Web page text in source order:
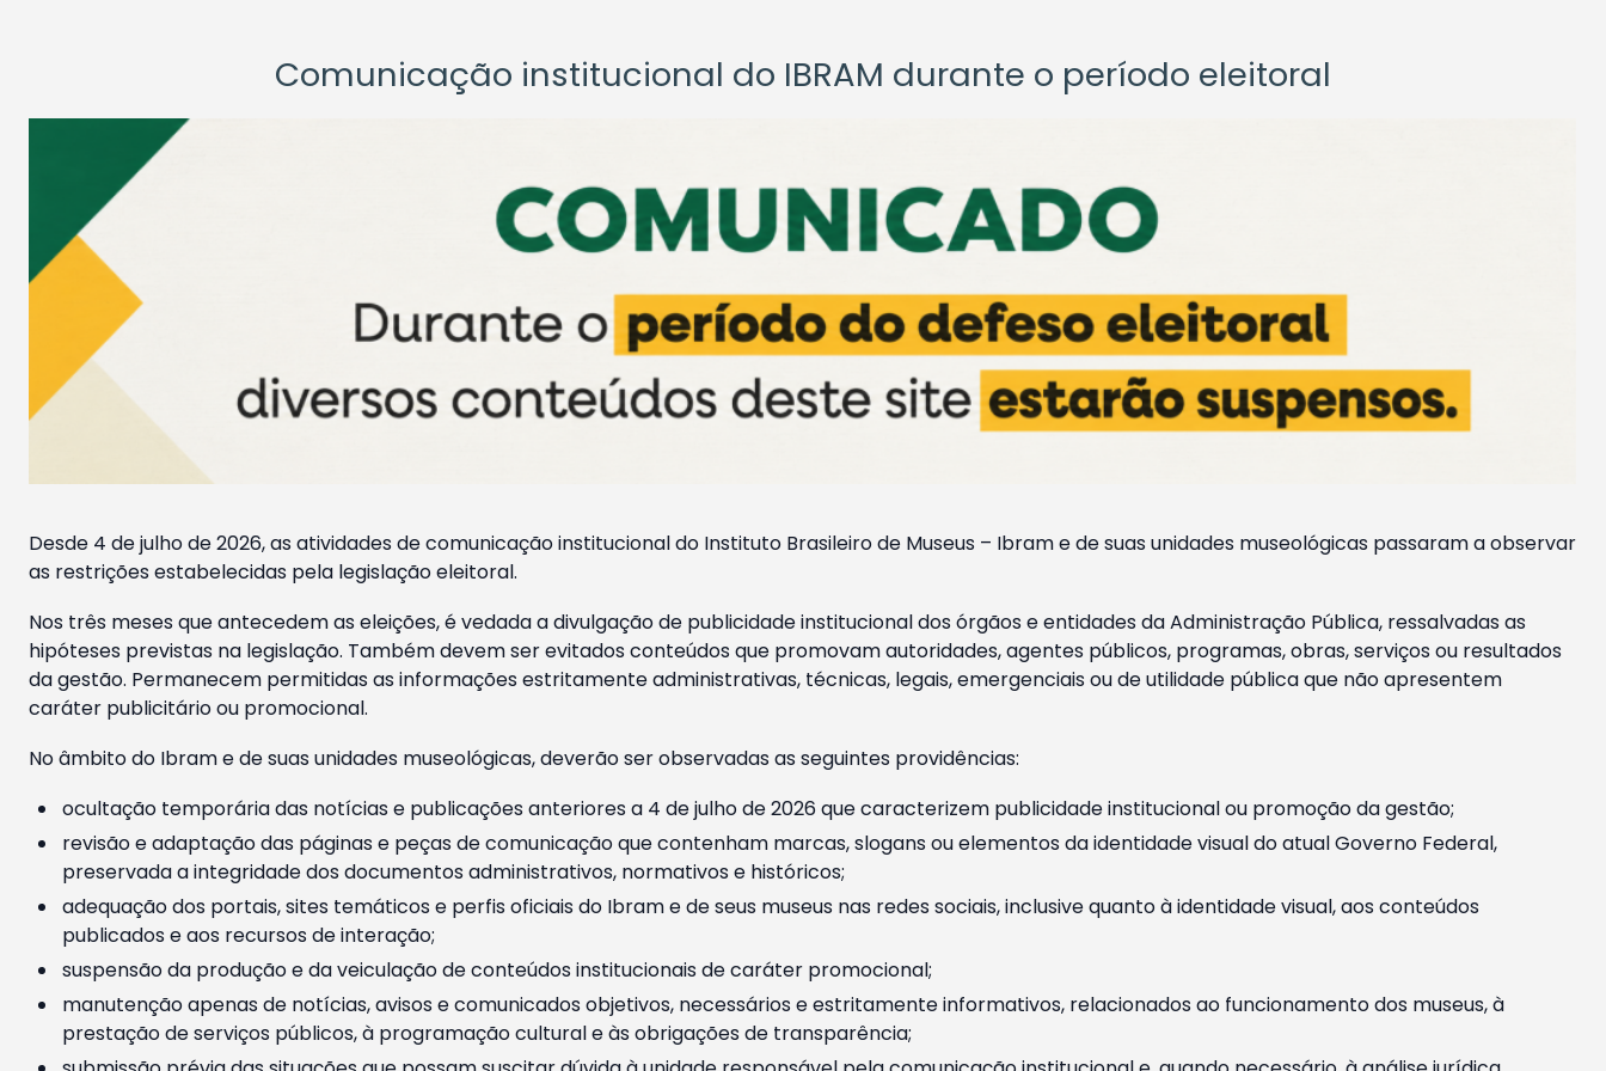
Comunicação institucional do IBRAM durante o período eleitoral
Desde 4 de julho de 2026, as atividades de comunicação institucional do Instituto Brasileiro de Museus – Ibram e de suas unidades museológicas passaram a observar
as restrições estabelecidas pela legislação eleitoral.
Nos três meses que antecedem as eleições, é vedada a divulgação de publicidade institucional dos órgãos e entidades da Administração Pública, ressalvadas as
hipóteses previstas na legislação. Também devem ser evitados conteúdos que promovam autoridades, agentes públicos, programas, obras, serviços ou resultados
da gestão. Permanecem permitidas as informações estritamente administrativas, técnicas, legais, emergenciais ou de utilidade pública que não apresentem
caráter publicitário ou promocional.
No âmbito do Ibram e de suas unidades museológicas, deverão ser observadas as seguintes providências:
ocultação temporária das notícias e publicações anteriores a 4 de julho de 2026 que caracterizem publicidade institucional ou promoção da gestão;
revisão e adaptação das páginas e peças de comunicação que contenham marcas, slogans ou elementos da identidade visual do atual Governo Federal,
preservada a integridade dos documentos administrativos, normativos e históricos;
adequação dos portais, sites temáticos e perfis oficiais do Ibram e de seus museus nas redes sociais, inclusive quanto à identidade visual, aos conteúdos
publicados e aos recursos de interação;
suspensão da produção e da veiculação de conteúdos institucionais de caráter promocional;
manutenção apenas de notícias, avisos e comunicados objetivos, necessários e estritamente informativos, relacionados ao funcionamento dos museus, à
prestação de serviços públicos, à programação cultural e às obrigações de transparência;